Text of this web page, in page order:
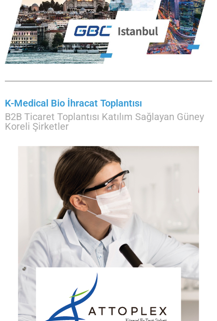
K-Medical Bio İhracat Toplantısı
B2B Ticaret Toplantısı Katılım Sağlayan Güney
Koreli Şirketler